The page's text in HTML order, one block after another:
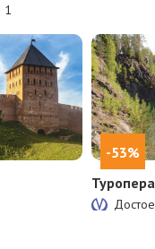
1
-53%